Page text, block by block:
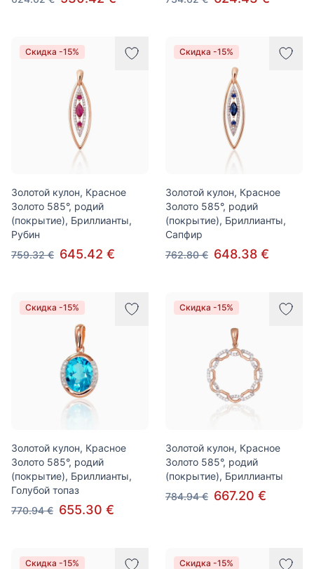
Скидка -15%
Золотой кулон, Красное
Золото 585°, родий
(покрытие), Бриллианты,
Рубин
759.32 € 645.42 €
Скидка -15%
Золотой кулон, Красное
Золото 585°, родий
(покрытие), Бриллианты,
Сапфир
762.80 € 648.38 €
Скидка -15%
Золотой кулон, Красное
Золото 585°, родий
(покрытие), Бриллианты,
Голубой топаз
770.94 € 655.30 €
Скидка -15%
Золотой кулон, Красное
Золото 585°, родий
(покрытие), Бриллианты
784.94 € 667.20 €
Скидка -15% Скидка -15%